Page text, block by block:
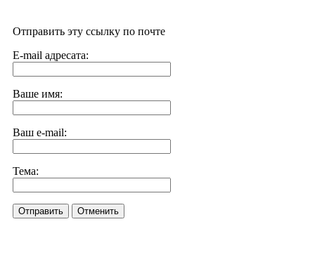
Отправить эту ссылку по почте
E-mail адресата:
Ваше имя:
Ваш e-mail:
Тема:
Отправить Отменить